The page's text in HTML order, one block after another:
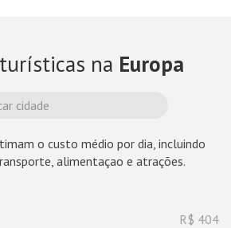
na Europa
o custo médio por dia, incluindo
alimentaçao e atrações.
R$ 404